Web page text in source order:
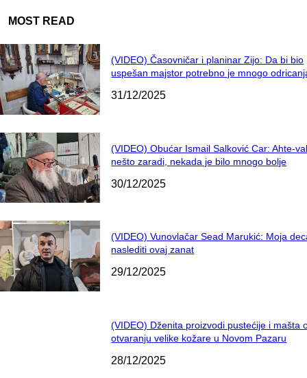
MOST READ
(VIDEO) Časovničar i planinar Zijo: Da bi bio
uspešan majstor potrebno je mnogo
31/12/2025
(VIDEO) Obućar Ismail Salković Car: Ahte-
nešto zaradi, nekada je bilo mnogo bolje
30/12/2025
(VIDEO) Vunovlačar Sead Marukić: Moja
naslediti ovaj zanat
29/12/2025
(VIDEO) Dženita proizvodi pustećije i mašta
otvaranju velike kožare u Novom Pazaru
28/12/2025